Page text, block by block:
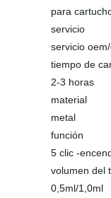
para
servicio
servicio
tiempo de
2-3 horas
material
metal
función
5 clic -
volumen del
0,5ml/1,0ml